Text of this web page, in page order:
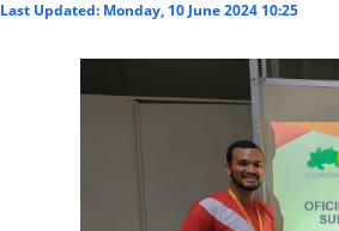
Last Updated: Monday, 10 June 2024 10:25